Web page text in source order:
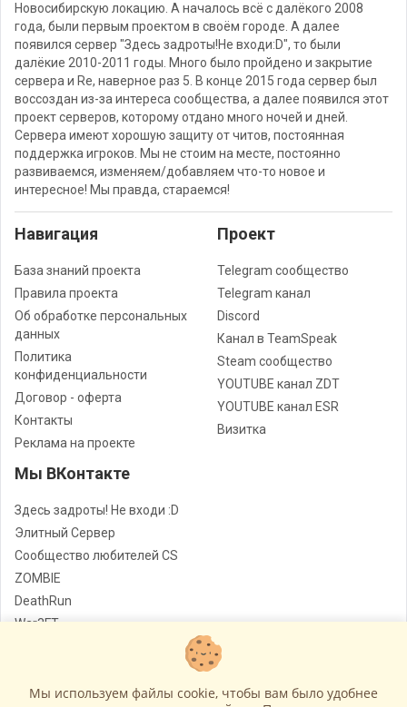
Новосибирскую локацию. А началось всё с далёкого 2008
года, были первым проектом в своём городе. А далее
появился сервер "Здесь задроты!Не входи:D", то были
далёкие 2010-2011 годы. Много было пройдено и закрытие
сервера и Re, наверное раз 5. В конце 2015 года сервер был
воссоздан из-за интереса сообщества, а далее появился этот
проект серверов, которому отдано много ночей и дней.
Сервера имеют хорошую защиту от читов, постоянная
поддержка игроков. Мы не стоим на месте, постоянно
развиваемся, изменяем/добавляем что-то новое и
интересное! Мы правда, стараемся!
Навигация
База знаний проекта
Правила проекта
Об обработке персональных
данных
Политика
конфиденциальности
Договор - оферта
Контакты
Реклама на проекте
Проект
Telegram сообщество
Telegram канал
Discord
Канал в TeamSpeak
Steam сообщество
YOUTUBE канал ZDT
YOUTUBE канал ESR
Визитка
Мы ВКонтакте
Здесь задроты! Не входи :D
Элитный Сервер
Сообщество любителей CS
ZOMBIE
DeathRun
War3FT
Лучшие сервера Counter - Strike © Все права защищены
Мы используем файлы cookie, чтобы вам было удобнее